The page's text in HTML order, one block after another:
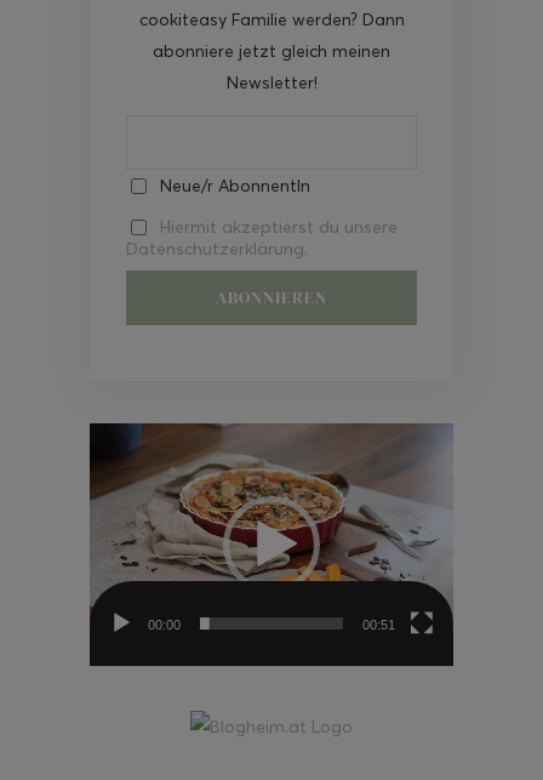
cookiteasy Familie werden? Dann
abonniere jetzt gleich meinen
Newsletter!
Neue/r AbonnentIn
Hiermit akzeptierst du unsere
Datenschutzerklärung.
Video-
00:00 00:51